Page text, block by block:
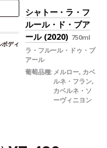
ボディ
シャトー・ラ・フ
ルール・ド・ブア
ール (2020) 750ml
ラ・フルール・ドゥ・ブ
アール
葡萄品種: メルロー, カベ
ルネ・フラン,
カベルネ・ソ
ーヴィニヨン